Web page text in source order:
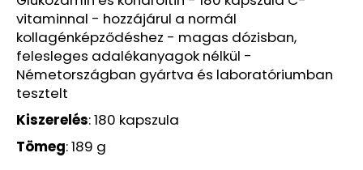
vitaminnal - hozzájárul a normál
kollagénképződéshez - magas dózisban,
felesleges adalékanyagok nélkül -
Németországban gyártva és laboratóriumban
tesztelt
Kiszerelés: 180 kapszula
Tömeg: 189 g
SPRAY,
200
ML
4
160
Ft
Korábbi:
18
990
Ft